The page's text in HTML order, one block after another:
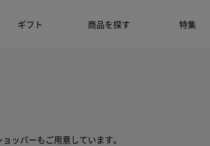
ギフト 商品を探す 特集
ッパーもご用意しています。